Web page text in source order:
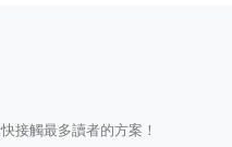
接觸最多讀者的方案！